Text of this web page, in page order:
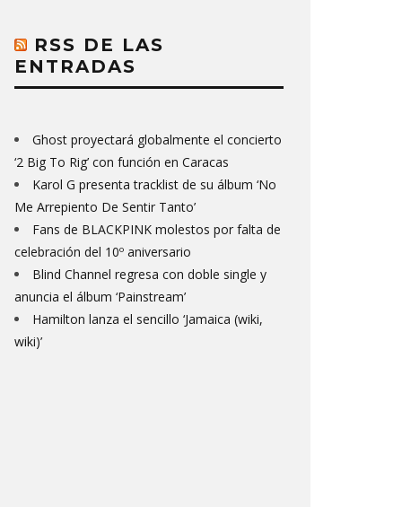
RSS DE LAS
ENTRADAS
Ghost proyectará globalmente el concierto
‘2 Big To Rig’ con función en Caracas
Karol G presenta tracklist de su álbum ‘No
Me Arrepiento De Sentir Tanto’
Fans de BLACKPINK molestos por falta de
celebración del 10º aniversario
Blind Channel regresa con doble single y
anuncia el álbum ‘Painstream’
Hamilton lanza el sencillo ‘Jamaica (wiki,
wiki)’